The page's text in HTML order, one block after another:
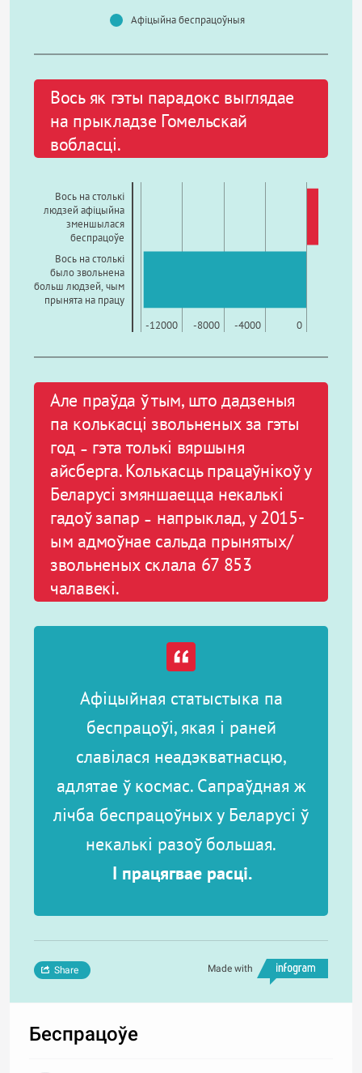
Афіцыйна беспрацоўныя
Вось як гэты парадокс выглядае
на прыкладзе Гомельскай
вобласці.
Вось на столькі
людзей афіцыйна
зменшылася
беспрацоўе
Вось на столькі
было звольнена
больш людзей, чым
прынята на працу
-12000 -8000 -4000 0
Але праўда ў тым, што дадзеныя
па колькасці звольненых за гэты
год – гэта толькі вяршыня
айсберга. Колькасць працаўнікоў у
Беларусі змяншаецца некалькі
гадоў запар – напрыклад, у 2015-
ым адмоўнае сальда прынятых/
звольненых склала 67 853
чалавекі.
Афіцыйная статыстыка па
беспрацоўі, якая і раней
славілася неадэкватнасцю,
адлятае ў космас. Сапраўдная ж
лічба беспрацоўных у Беларусі ў
некалькі разоў большая.
І працягвае расці.
Made with
Share
Беспрацоўе